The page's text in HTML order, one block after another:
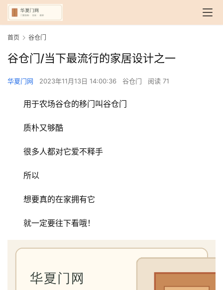
首页 谷仓门
谷仓门/当下最流行的家居设计之一
华夏门网 2023年11月13日 14:00:36 谷仓门 阅读 71
用于农场谷仓的移门叫谷仓门
质朴又够酷
很多人都对它爱不释手
所以
想要真的在家拥有它
就一定要往下看哦！